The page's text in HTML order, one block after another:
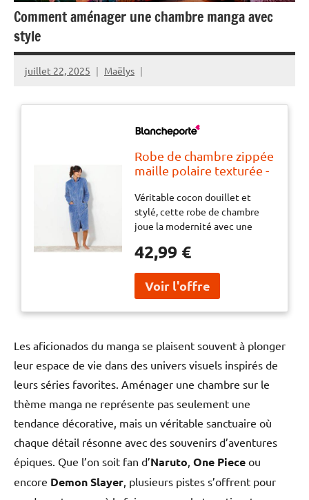
Comment aménager une chambre manga avec
style
juillet 22, 2025 Maëlys
Robe de chambre zippée
maille polaire texturée -
cocon douillet et stylé,
cette robe de chambre
joue la modernité avec
une double fermeture
zippée ultra pratique.
Coup de coeur pour sa
maille polaire texturée
ultra douce, à savourer
Véritable cocon douillet et
stylé, cette robe de chambre
joue la modernité avec une
pratique. Coup de coeur pour sa
douce, à savourer de jour
comme de nuit !
42,99 €
Les aficionados du manga se plaisent souvent à plonger
leur espace de vie dans des univers visuels inspirés de
leurs séries favorites. Aménager une chambre sur le
thème manga ne représente pas seulement une
tendance décorative, mais un véritable sanctuaire où
chaque détail résonne avec des souvenirs d’aventures
épiques. Que l’on soit fan d’Naruto, One Piece ou
encore Demon Slayer, plusieurs pistes s’offrent pour